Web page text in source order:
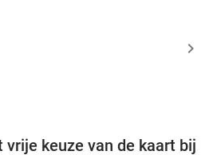
vrije keuze van de kaart bij